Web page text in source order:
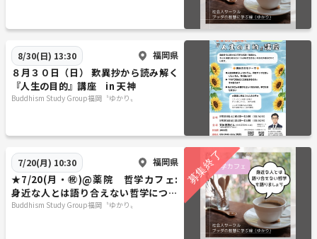
8/30(日) 13:30 福岡県
８月３０日（日） 歎異抄から読み解く
『人生の目的』講座 in 天神
Buddhism Study Group福岡〝ゆかり〟
7/20(月) 10:30 福岡県
★7/20(月・㊗️)@薬院 哲学カフェ:
身近な人とは語り合えない哲学につい
て語りましょう
Buddhism Study Group福岡〝ゆかり〟